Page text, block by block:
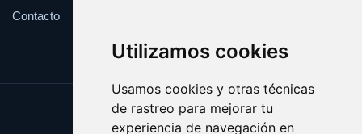
Utilizamos cookies
Usamos cookies y otras técnicas
de rastreo para mejorar tu
experiencia de navegación en
Contacto
Update cookies preferences